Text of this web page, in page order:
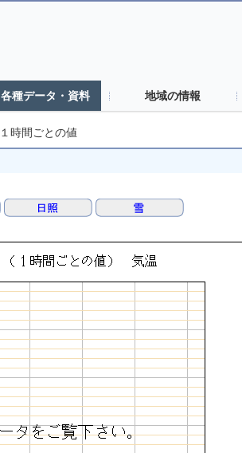
各種データ・資料 地域の情報
１時間ごとの値